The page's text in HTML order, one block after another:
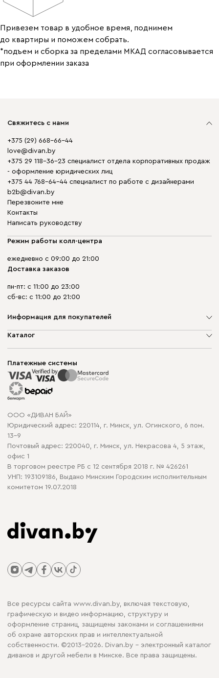
Привезем товар в удобное время, поднимем
до квартиры и поможем собрать.
*подъем и сборка за пределами МКАД согласовывается
при оформлении заказа
Свяжитесь с нами
+375 (29) 668-66-44
love@divan.by
+375 29 118-36-23 специалист отдела корпоративных продаж
- оформление юридических лиц
+375 44 768-64-44 специалист по работе с дизайнерами
b2b@divan.by
Перезвоните мне
Контакты
Написать руководству
Режим работы колл-центра
ежедневно с 09:00 до 21:00
Доставка заказов
пн-пт: с 11:00 до 23:00
сб-вс: с 11:00 до 21:00
Информация для покупателей
О компании
Способы оплаты
Рассрочка и кредит
Гарантия
Карта сайта
Политика конфиденциальности
Политика в отношении обработки cookie
Каталог
Корпусная мебель
Распродажа мебели
Платежные системы
ООО «ДИВАН БАЙ»
Юридический адрес: 220114, г. Минск, ул. Огинского, 6 пом.
13-9
Почтовый адрес: 220040, г. Минск, ул. Некрасова 4, 5 этаж,
офис 1
В торговом реестре РБ с 12 сентября 2018 г. № 426261
УНП: 193109186, Выдано Минским Городским исполнительным
комитетом 19.07.2018
Все ресурсы сайта www.divan.by, включая текстовую,
графическую и видео информацию, структуру и
оформление страниц, защищены законами и соглашениями
об охране авторских прав и интеллектуальной
собственности. ©2013-2026. Divan.by - электронный каталог
диванов и другой мебели в Минске. Все права защищены.